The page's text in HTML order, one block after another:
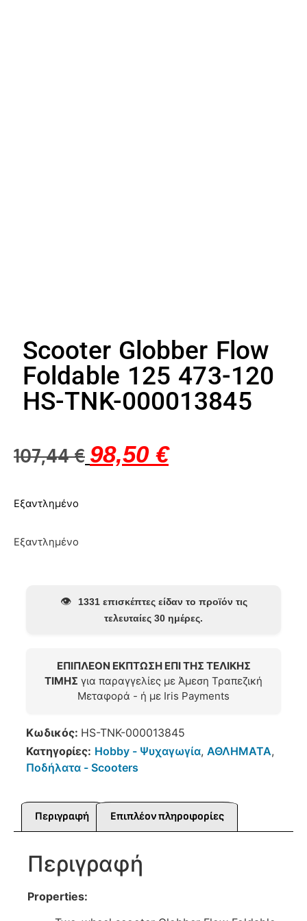
Scooter Globber Flow
Foldable 125 473-120
HS-TNK-000013845
107,44€ 98,50 €
Εξαντλημένο
Εξαντλημένο
👁️
1331 επισκέπτες είδαν το προϊόν τις
τελευταίες 30 ημέρες.
ΕΠΙΠΛΕΟΝ ΕΚΠΤΩΣΗ ΕΠΙ ΤΗΣ ΤΕΛΙΚΗΣ
ΤΙΜΗΣ για παραγγελίες με Άμεση Τραπεζική
Μεταφορά - ή με Iris Payments
Κωδικός: HS-TNK-000013845
Κατηγορίες: Hobby - Ψυχαγωγία, ΑΘΛΗΜΑΤΑ,
Ποδήλατα - Scooters
Περιγραφή Επιπλέον πληροφορίες
Περιγραφή
Properties: